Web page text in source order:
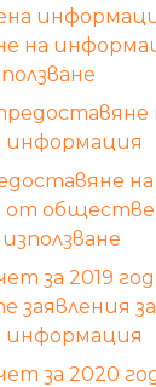
на
на
от
за 2019
заявления
за 2020